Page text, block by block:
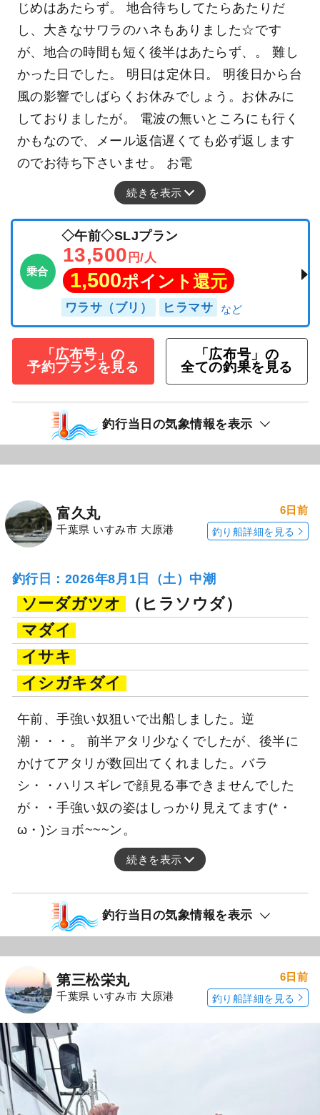
じめはあたらず。 地合待ちしてたらあたりだ
し、大きなサワラのハネもありました☆です
が、地合の時間も短く後半はあたらず、。 難し
かった日でした。 明日は定休日。 明後日から台
風の影響でしばらくお休みでしょう。お休みに
しておりましたが。 電波の無いところにも行く
かもなので、メール返信遅くても必ず返します
のでお待ち下さいませ。 お電
続きを表示
乗合
◇午前◇SLJプラン
13,500 円/人
1,500ポイント還元
ワラサ（ブリ） ヒラマサ
「広布号」の
予約プランを見る
「広布号」の
全ての釣果を見る
釣行当日の気象情報を表示
富久丸
千葉県 いすみ市 大原港
6日前
釣り船詳細を見る
釣行日：2026年8月1日（土）中潮
ソーダガツオ
（ヒラソウダ）
マダイ
イサキ
イシガキダイ
午前、手強い奴狙いで出船しました。逆
潮・・・。 前半アタリ少なくでしたが、後半に
かけてアタリが数回出てくれました。バラ
シ・・ハリスギレで顔見る事できませんでした
が・・手強い奴の姿はしっかり見えてます(*・
ω・)ショボ~~~ン。
続きを表示
釣行当日の気象情報を表示
第三松栄丸
千葉県 いすみ市 大原港
6日前
釣り船詳細を見る